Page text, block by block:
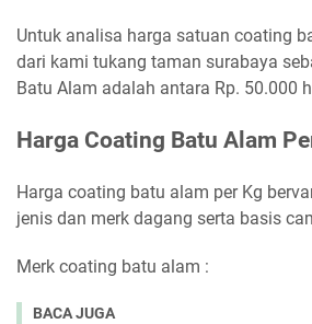
Untuk analisa harga satuan coating
dari kami tukang taman surabaya
Batu Alam adalah antara Rp. 50.000
Harga Coating Batu Alam
Harga coating batu alam per Kg
jenis dan merk dagang serta basis
Merk coating batu alam :
BACA JUGA